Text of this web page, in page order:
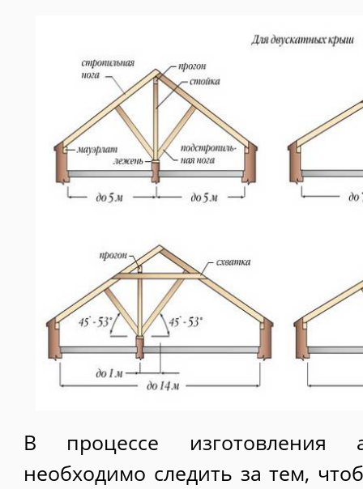
В процессе изготовления
необходимо следить за тем,